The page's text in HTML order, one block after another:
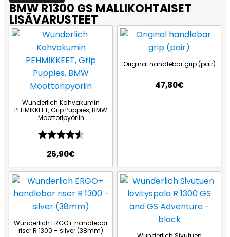
BMW R1300 GS MALLIKOHTAISET
LISÄVARUSTEET
Wunderlich Kahvakumin
PEHMIKKEET, Grip Puppies, BMW
Moottoripyöriin
Arvio: 4.7 5:sta tähdestä
26,90€
Original handlebar grip (pair)
47,80€
Wunderlich ERGO+ handlebar
riser R 1300 – silver (38mm)